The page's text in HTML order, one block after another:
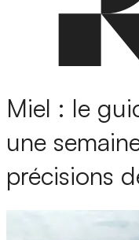
Miel : le
une
précisions